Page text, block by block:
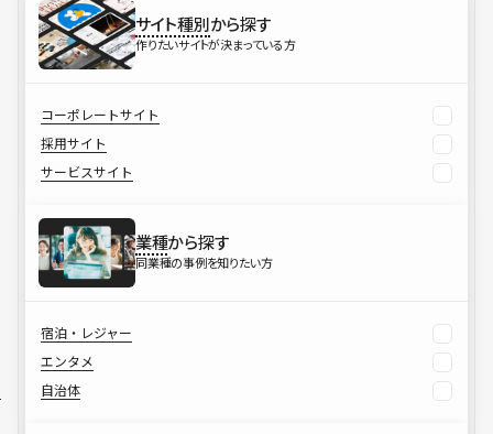
サイト種別から探す
作りたいサイトが決まっている方
コーポレートサイト
採用サイト
サービスサイト
業種から探す
同業種の事例を知りたい方
宿泊・レジャー
エンタメ
自治体